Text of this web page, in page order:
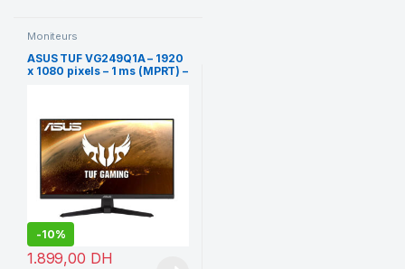
Moniteurs
ASUS TUF VG249Q1A – 1920
x 1080 pixels – 1 ms (MPRT) –
-10%
1.899,00 DH